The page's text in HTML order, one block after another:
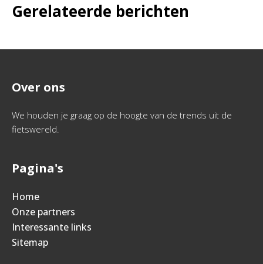
Gerelateerde berichten
Over ons
We houden je graag op de hoogte van de trends uit de
fietswereld.
Pagina's
Home
Onze partners
Interessante links
Sitemap